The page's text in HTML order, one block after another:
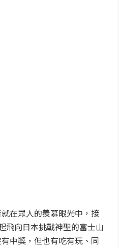
在眾人的羨慕眼光中，接
飛向日本挑戰神聖的富士山
中獎，但也有吃有玩、同